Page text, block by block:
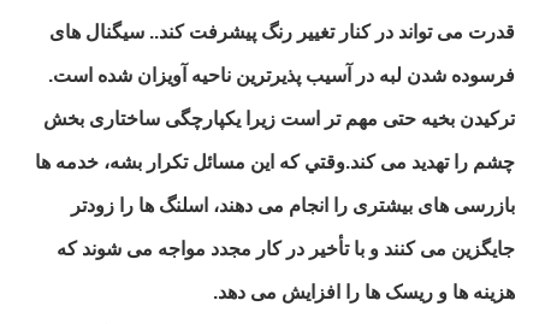
قدرت می تواند در کنار تغییر رنگ پیشرفت کند.. سیگنال های
فرسوده شدن لبه در آسیب پذیرترین ناحیه آویزان شده است.
ترکیدن بخیه حتی مهم تر است زیرا یکپارچگی ساختاری بخش
چشم را تهدید می کند.وقتي که اين مسائل تکرار بشه، خدمه ها
بازرسی های بیشتری را انجام می دهند، اسلنگ ها را زودتر
جایگزین می کنند و با تأخیر در کار مجدد مواجه می شوند که
هزینه ها و ریسک ها را افزایش می دهد.